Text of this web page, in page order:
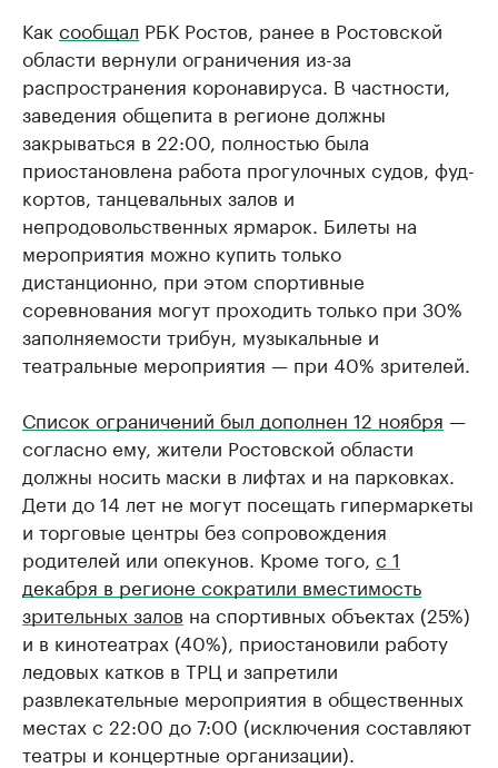
Как сообщал РБК Ростов, ранее в Ростовской
области вернули ограничения из-за
распространения коронавируса. В частности,
заведения общепита в регионе должны
закрываться в 22:00, полностью была
приостановлена работа прогулочных судов, фуд-
кортов, танцевальных залов и
непродовольственных ярмарок. Билеты на
мероприятия можно купить только
дистанционно, при этом спортивные
соревнования могут проходить только при 30%
заполняемости трибун, музыкальные и
театральные мероприятия — при 40% зрителей.
Список ограничений был дополнен 12 ноября —
согласно ему, жители Ростовской области
должны носить маски в лифтах и на парковках.
Дети до 14 лет не могут посещать гипермаркеты
и торговые центры без сопровождения
родителей или опекунов. Кроме того, с 1
декабря в регионе сократили вместимость
зрительных залов на спортивных объектах (25%)
и в кинотеатрах (40%), приостановили работу
ледовых катков в ТРЦ и запретили
развлекательные мероприятия в общественных
местах с 22:00 до 7:00 (исключения составляют
театры и концертные организации).